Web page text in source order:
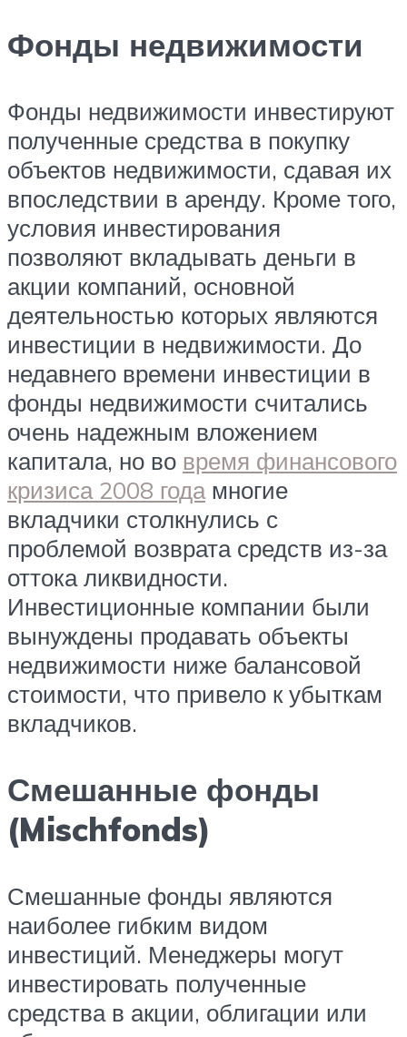
Фонды недвижимости
Фонды недвижимости инвестируют
полученные средства в покупку
объектов недвижимости, сдавая их
впоследствии в аренду. Кроме того,
условия инвестирования
позволяют вкладывать деньги в
акции компаний, основной
деятельностью которых являются
инвестиции в недвижимости. До
недавнего времени инвестиции в
фонды недвижимости считались
очень надежным вложением
капитала, но во время финансового
кризиса 2008 годамногие
вкладчики столкнулись с
проблемой возврата средств из-за
оттока ликвидности.
Инвестиционные компании были
вынуждены продавать объекты
недвижимости ниже балансовой
стоимости, что привело к убыткам
вкладчиков.
Смешанные фонды
(Mischfonds)
Смешанные фонды являются
наиболее гибким видом
инвестиций. Менеджеры могут
инвестировать полученные
средства в акции, облигации или